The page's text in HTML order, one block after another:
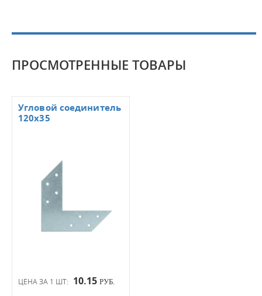
ПРОСМОТРЕННЫЕ ТОВАРЫ
ЦЕНА ЗА 1 ШТ: 10.15 РУБ.
Угловой соединитель
120х35